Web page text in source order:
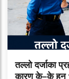
तल्लो दर्जाका
कारण के–के हुन्